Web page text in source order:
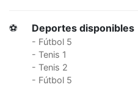
⚽ Deportes disponibles
- Fútbol 5
- Tenis 1
- Tenis 2
- Fútbol 5